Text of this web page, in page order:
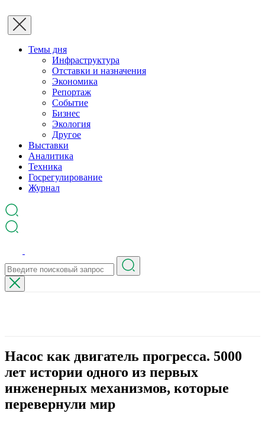
Темы дня
Инфраструктура
Отставки и назначения
Экономика
Репортаж
Событие
Бизнес
Экология
Другое
Выставки
Аналитика
Техника
Госрегулирование
Журнал
Насос как двигатель прогресса. 5000
лет истории одного из первых
инженерных механизмов, которые
перевернули мир